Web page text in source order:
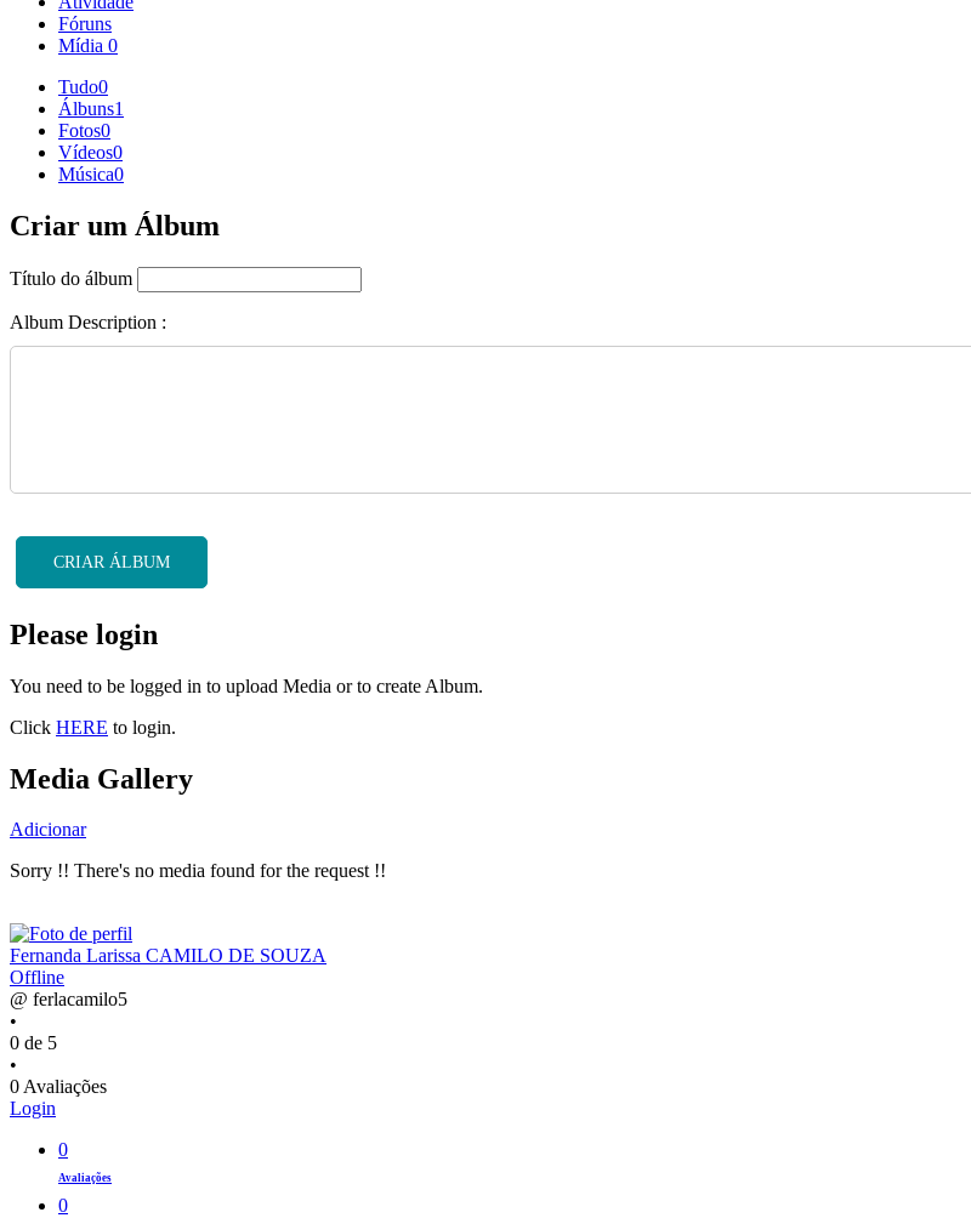
Fóruns
Mídia 0
Tudo0
Álbuns1
Fotos0
Vídeos0
Música0
Criar um Álbum
Título do álbum
Album Description :
CRIAR ÁLBUM
Please login
You need to be logged in to upload Media or to create Album.
Click HERE to login.
Media Gallery
Adicionar
Sorry !! There's no media found for the request !!
Fernanda Larissa CAMILO DE SOUZA
Offline
@ ferlacamilo5
•
0 de 5
•
0 Avaliações
Login
0
Avaliações
0